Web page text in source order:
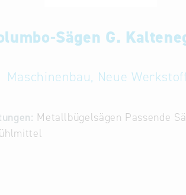
Datenbanken
Slowakei
Sägen G.
Maschinenbau, Neue
Metallbügelsägen Passende